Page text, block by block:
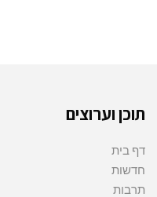
תוכן וערוצים
דף בית
חדשות
תרבות